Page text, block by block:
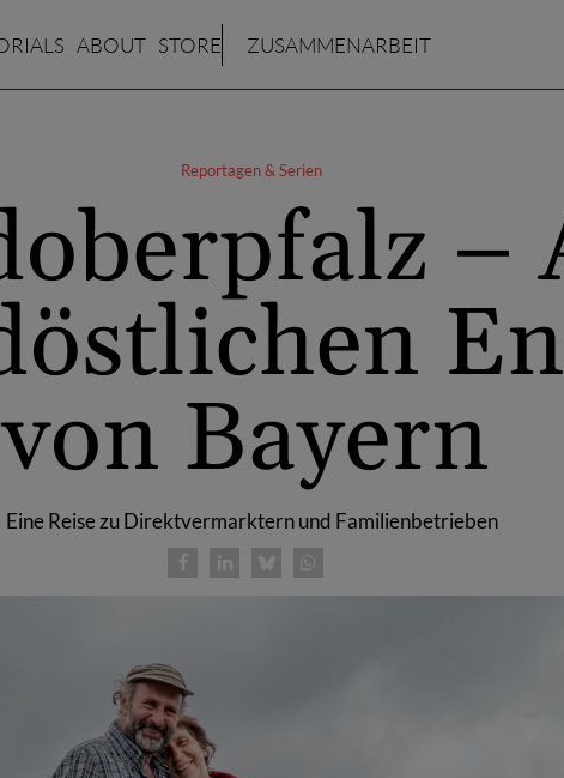
ABOUT STORE ZUSAMMENARBEIT
Reportagen & Serien
–
von Bayern
Eine Reise zu Direktvermarktern und Familienbetrieben